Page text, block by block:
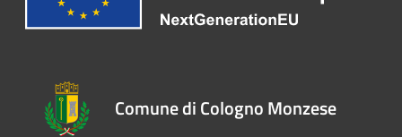
Comune di Cologno Monzese